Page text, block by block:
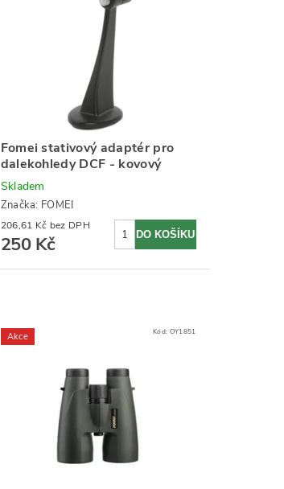
Fomei stativový adaptér pro
dalekohledy DCF - kovový
Skladem
Značka: FOMEI
206,61 Kč bez DPH
250 Kč
Akce Kód: OY1851